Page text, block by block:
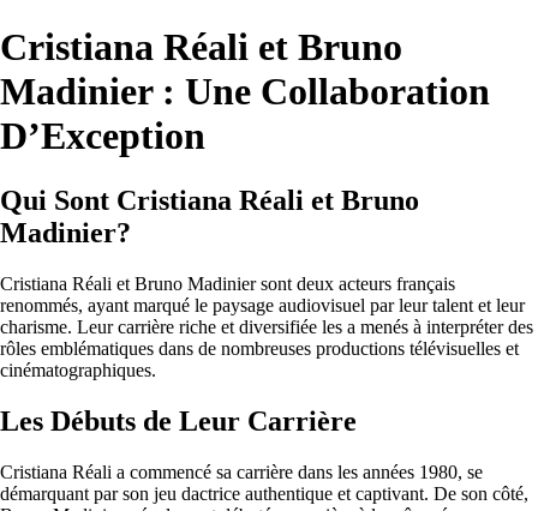
Cristiana Réali et Bruno
Madinier : Une Collaboration
D’Exception
Qui Sont Cristiana Réali et Bruno
Madinier?
Cristiana Réali et Bruno Madinier sont deux acteurs français
renommés, ayant marqué le paysage audiovisuel par leur talent et leur
charisme. Leur carrière riche et diversifiée les a menés à interpréter des
rôles emblématiques dans de nombreuses productions télévisuelles et
cinématographiques.
Les Débuts de Leur Carrière
Cristiana Réali a commencé sa carrière dans les années 1980, se
démarquant par son jeu dactrice authentique et captivant. De son côté,